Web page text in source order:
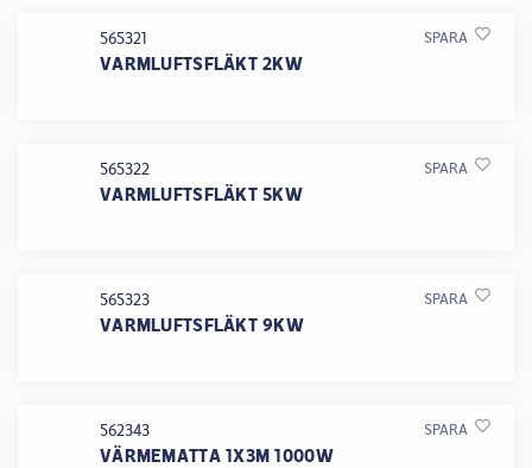
565321
VARMLUFTSFLÄKT 2KW
SPARA
565322
VARMLUFTSFLÄKT 5KW
SPARA
565323
VARMLUFTSFLÄKT 9KW
SPARA
562343
VÄRMEMATTA 1X3M 1000W
SPARA